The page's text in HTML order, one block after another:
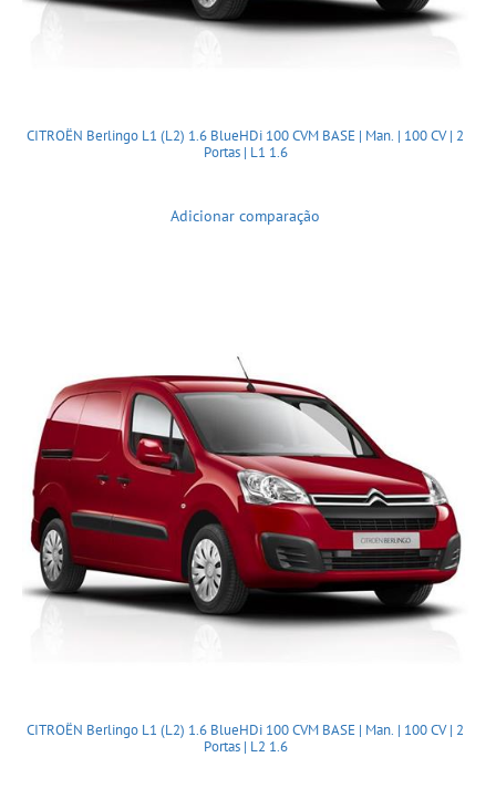
CITROËN Berlingo L1 (L2) 1.6 BlueHDi 100 CVM BASE | Man. | 100 CV | 2
Portas | L1 1.6
Adicionar comparação
CITROËN Berlingo L1 (L2) 1.6 BlueHDi 100 CVM BASE | Man. | 100 CV | 2
Portas | L2 1.6